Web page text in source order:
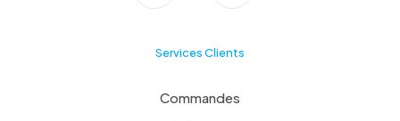
Services Clients
Commandes